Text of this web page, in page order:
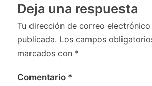
Deja una respuesta
Tu dirección de correo electrónico
publicada. Los campos
marcados con *
Comentario *